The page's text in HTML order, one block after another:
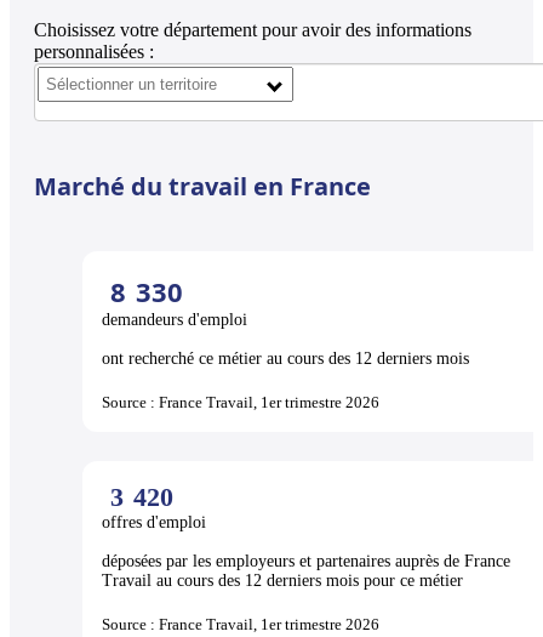
Choisissez votre département pour avoir des informations
personnalisées :
Marché du travail en France
8 330
demandeurs d'emploi
ont recherché ce métier au cours des 12 derniers mois
Source : France Travail, 1er trimestre 2026
3 420
offres d'emploi
déposées par les employeurs et partenaires auprès de France
Travail au cours des 12 derniers mois pour ce métier
Source : France Travail, 1er trimestre 2026